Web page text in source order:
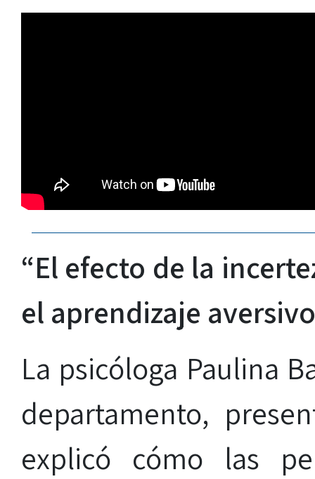
“El efecto de la
el aprendizaje
La psicóloga Paulina
departamento,
explicó cómo las